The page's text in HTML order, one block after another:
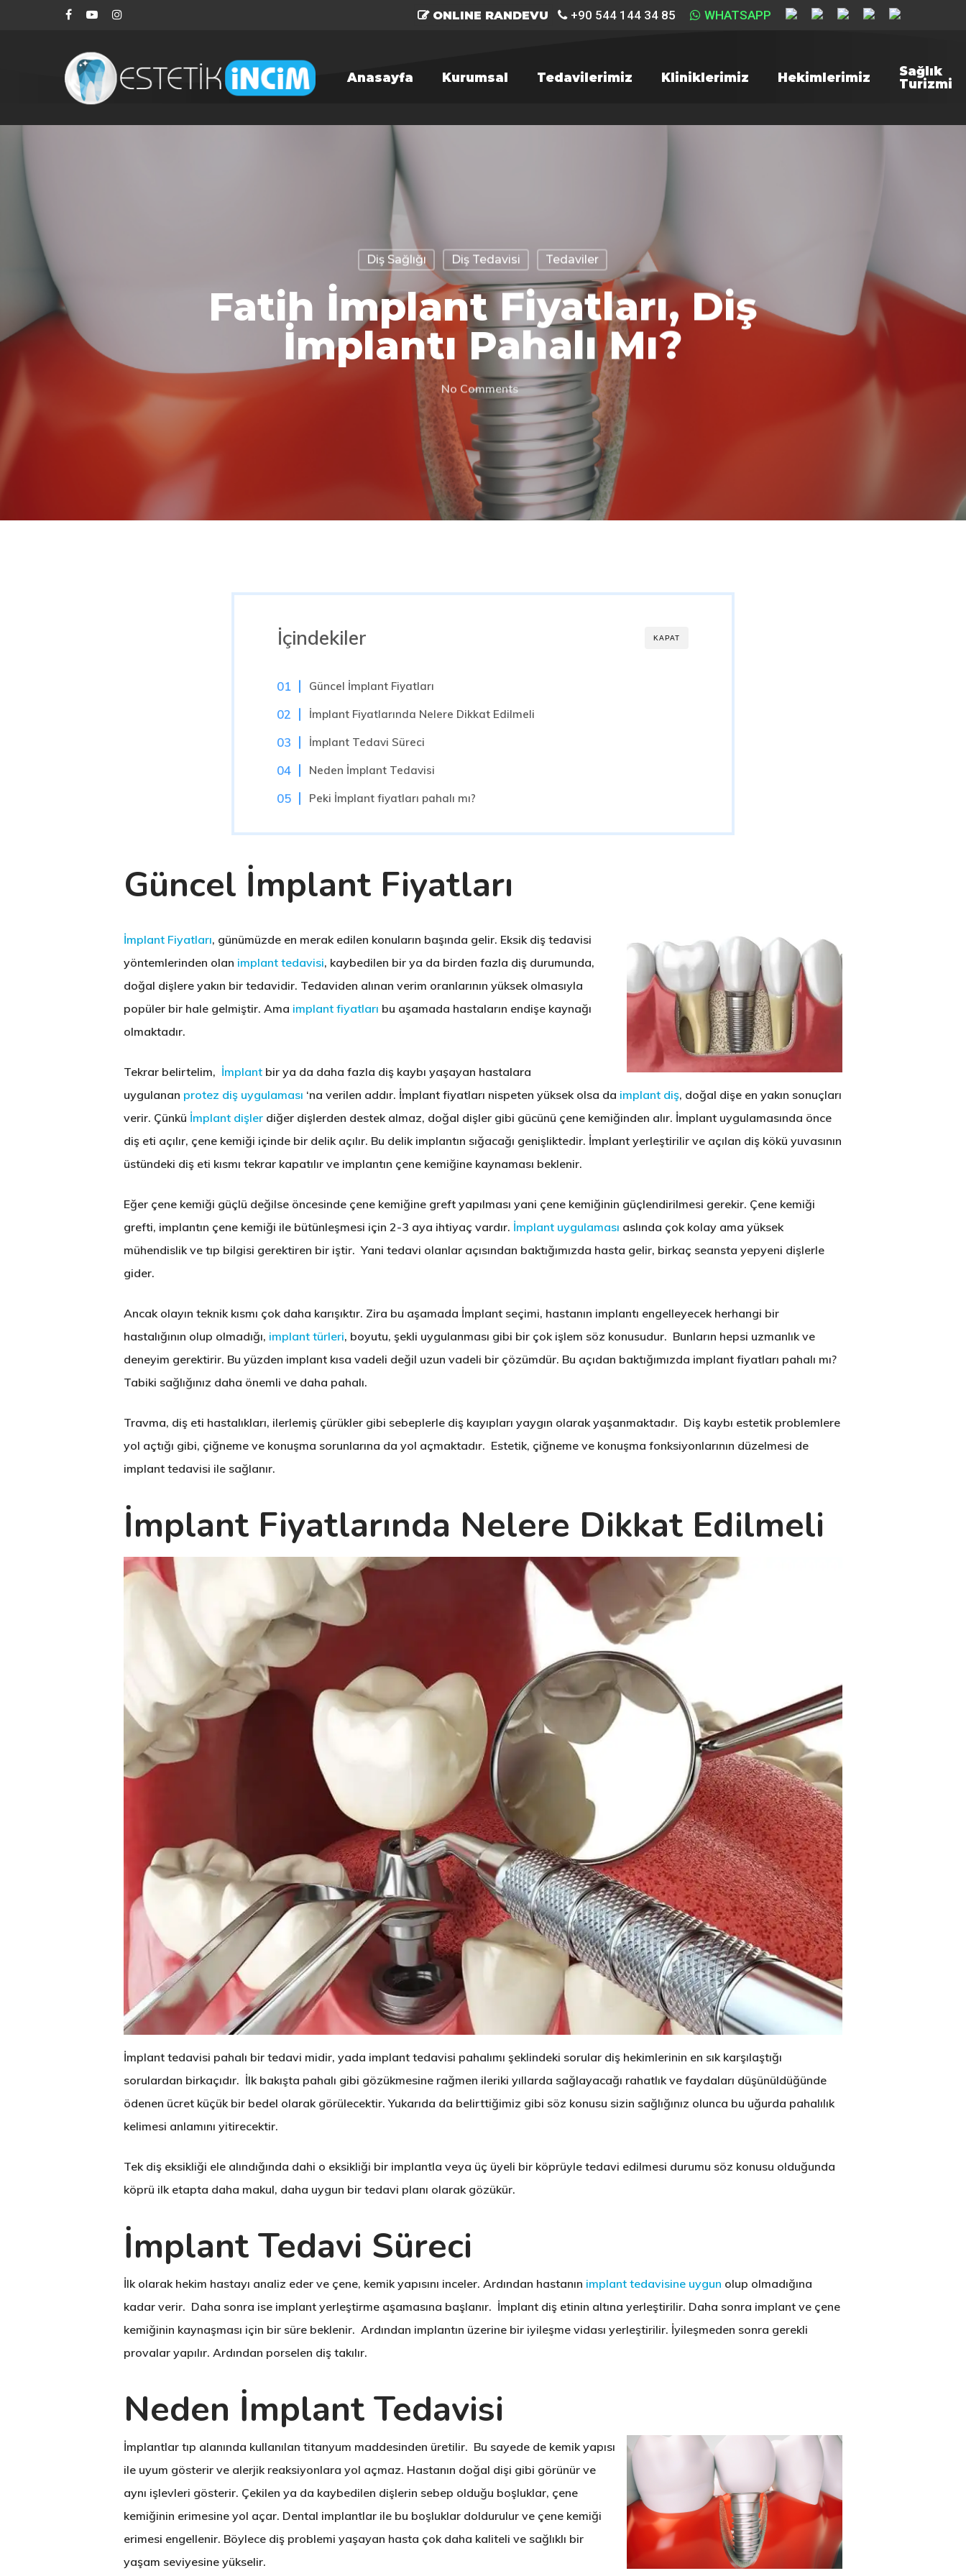
ONLINE RANDEVU +90 544 144 34 85 WHATSAPP
Aramak istediğiniz kelimeyi yazarak ENTER'a basın.
Anasayfa Kurumsal Tedavilerimiz Kliniklerimiz Hekimlerimiz
Sağlık
Turizmi
Diş Sağlığı Diş Tedavisi Tedaviler
Fatih İmplant Fiyatları, Diş
İmplantı Pahalı Mı?
No Comments
KAPAT
İçindekiler
Güncel İmplant Fiyatları
İmplant Fiyatlarında Nelere Dikkat Edilmeli
İmplant Tedavi Süreci
Neden İmplant Tedavisi
Peki İmplant fiyatları pahalı mı?
Güncel İmplant Fiyatları
İmplant Fiyatları, günümüzde en merak edilen konuların başında gelir. Eksik diş tedavisi
yöntemlerinden olan implant tedavisi, kaybedilen bir ya da birden fazla diş durumunda,
doğal dişlere yakın bir tedavidir. Tedaviden alınan verim oranlarının yüksek olmasıyla
popüler bir hale gelmiştir. Ama implant fiyatları bu aşamada hastaların endişe kaynağı
olmaktadır.
Tekrar belirtelim, İmplant bir ya da daha fazla diş kaybı yaşayan hastalara
uygulanan protez diş uygulaması ‘na verilen addır. İmplant fiyatları nispeten yüksek olsa da implant diş, doğal dişe en yakın sonuçları
verir. Çünkü İmplant dişler diğer dişlerden destek almaz, doğal dişler gibi gücünü çene kemiğinden alır. İmplant uygulamasında önce
diş eti açılır, çene kemiği içinde bir delik açılır. Bu delik implantın sığacağı genişliktedir. İmplant yerleştirilir ve açılan diş kökü yuvasının
üstündeki diş eti kısmı tekrar kapatılır ve implantın çene kemiğine kaynaması beklenir.
Eğer çene kemiği güçlü değilse öncesinde çene kemiğine greft yapılması yani çene kemiğinin güçlendirilmesi gerekir. Çene kemiği
grefti, implantın çene kemiği ile bütünleşmesi için 2-3 aya ihtiyaç vardır. İmplant uygulaması aslında çok kolay ama yüksek
mühendislik ve tıp bilgisi gerektiren bir iştir. Yani tedavi olanlar açısından baktığımızda hasta gelir, birkaç seansta yepyeni dişlerle
gider.
Ancak olayın teknik kısmı çok daha karışıktır. Zira bu aşamada İmplant seçimi, hastanın implantı engelleyecek herhangi bir
hastalığının olup olmadığı, implant türleri, boyutu, şekli uygulanması gibi bir çok işlem söz konusudur. Bunların hepsi uzmanlık ve
deneyim gerektirir. Bu yüzden implant kısa vadeli değil uzun vadeli bir çözümdür. Bu açıdan baktığımızda implant fiyatları pahalı mı?
Tabiki sağlığınız daha önemli ve daha pahalı.
Travma, diş eti hastalıkları, ilerlemiş çürükler gibi sebeplerle diş kayıpları yaygın olarak yaşanmaktadır. Diş kaybı estetik problemlere
yol açtığı gibi, çiğneme ve konuşma sorunlarına da yol açmaktadır. Estetik, çiğneme ve konuşma fonksiyonlarının düzelmesi de
implant tedavisi ile sağlanır.
İmplant Fiyatlarında Nelere Dikkat Edilmeli
İmplant tedavisi pahalı bir tedavi midir, yada implant tedavisi pahalımı şeklindeki sorular diş hekimlerinin en sık karşılaştığı
sorulardan birkaçıdır. İlk bakışta pahalı gibi gözükmesine rağmen ileriki yıllarda sağlayacağı rahatlık ve faydaları düşünüldüğünde
ödenen ücret küçük bir bedel olarak görülecektir. Yukarıda da belirttiğimiz gibi söz konusu sizin sağlığınız olunca bu uğurda pahalılık
kelimesi anlamını yitirecektir.
Tek diş eksikliği ele alındığında dahi o eksikliği bir implantla veya üç üyeli bir köprüyle tedavi edilmesi durumu söz konusu olduğunda
köprü ilk etapta daha makul, daha uygun bir tedavi planı olarak gözükür.
İmplant Tedavi Süreci
İlk olarak hekim hastayı analiz eder ve çene, kemik yapısını inceler. Ardından hastanın implant tedavisine uygun olup olmadığına
kadar verir. Daha sonra ise implant yerleştirme aşamasına başlanır. İmplant diş etinin altına yerleştirilir. Daha sonra implant ve çene
kemiğinin kaynaşması için bir süre beklenir. Ardından implantın üzerine bir iyileşme vidası yerleştirilir. İyileşmeden sonra gerekli
provalar yapılır. Ardından porselen diş takılır.
Neden İmplant Tedavisi
İmplantlar tıp alanında kullanılan titanyum maddesinden üretilir. Bu sayede de kemik yapısı
ile uyum gösterir ve alerjik reaksiyonlara yol açmaz. Hastanın doğal dişi gibi görünür ve
aynı işlevleri gösterir. Çekilen ya da kaybedilen dişlerin sebep olduğu boşluklar, çene
kemiğinin erimesine yol açar. Dental implantlar ile bu boşluklar doldurulur ve çene kemiği
erimesi engellenir. Böylece diş problemi yaşayan hasta çok daha kaliteli ve sağlıklı bir
yaşam seviyesine yükselir.